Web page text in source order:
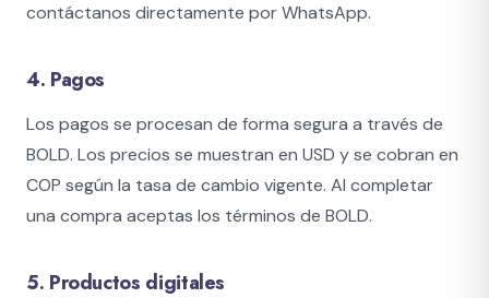
contáctanos directamente por WhatsApp.
4. Pagos
Los pagos se procesan de forma segura a través de
BOLD. Los precios se muestran en USD y se cobran en
COP según la tasa de cambio vigente. Al completar
una compra aceptas los términos de BOLD.
5. Productos digitales